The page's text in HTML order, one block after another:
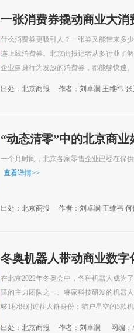
一张消费券撬动商业大消
什么消费券更吸引人？一张券又能带来多
连上线消费券。北京商报记者从多行业了
企业自身行为发放的消费券，都能够快速
出处：北京商报 作者：刘卓澜 王维祎 张
“动态清零”中的北京商业
一个月时间，北京各家零售企业已经在保
查看详情>>
出处：北京商报
作者：刘卓澜 王维祎
冬奥机器人带动商业数字
在北京2022年冬奥会中，各种机器人成为
障的主力团队之一。睿家科技研发的机器
够1秒识别过往人群身份；猎户星空的5款
出处：北京商报 作者：刘卓澜 网编：